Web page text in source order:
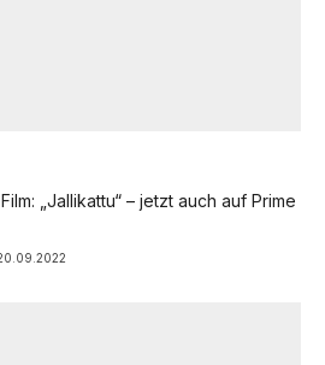
„Jallikattu“ – jetzt auch auf Prime